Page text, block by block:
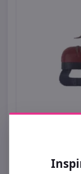
Brusle k
409 Kč